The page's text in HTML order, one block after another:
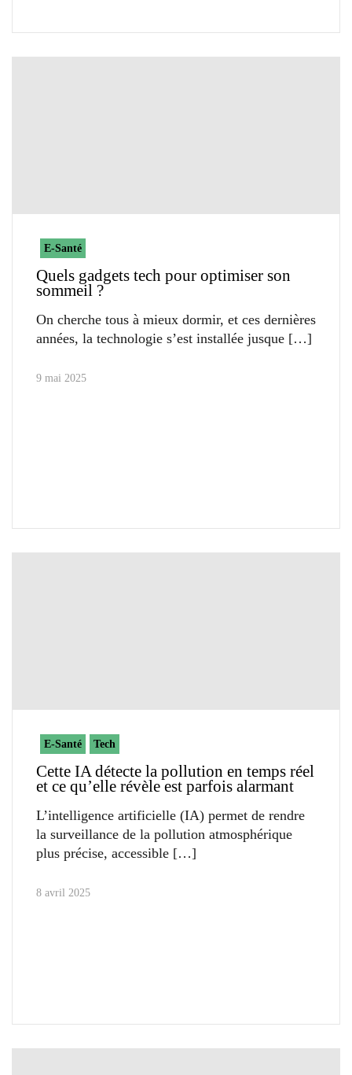
E-Santé
Quels gadgets tech pour optimiser son
sommeil ?
On cherche tous à mieux dormir, et ces dernières
années, la technologie s’est installée jusque
9 mai 2025
E-Santé Tech
Cette IA détecte la pollution en temps réel
et ce qu’elle révèle est parfois alarmant
L’intelligence artificielle (IA) permet de rendre
la surveillance de la pollution atmosphérique
plus précise, accessible
8 avril 2025